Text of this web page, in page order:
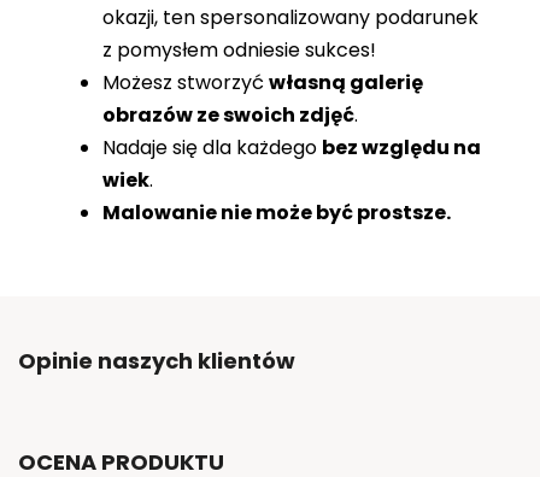
okazji, ten spersonalizowany podarunek
z pomysłem odniesie sukces!
Możesz stworzyć własną galerię
obrazów ze swoich zdjęć.
Nadaje się dla każdego bez względu na
wiek.
Malowanie nie może być prostsze.
Opinie naszych klientów
OCENA PRODUKTU